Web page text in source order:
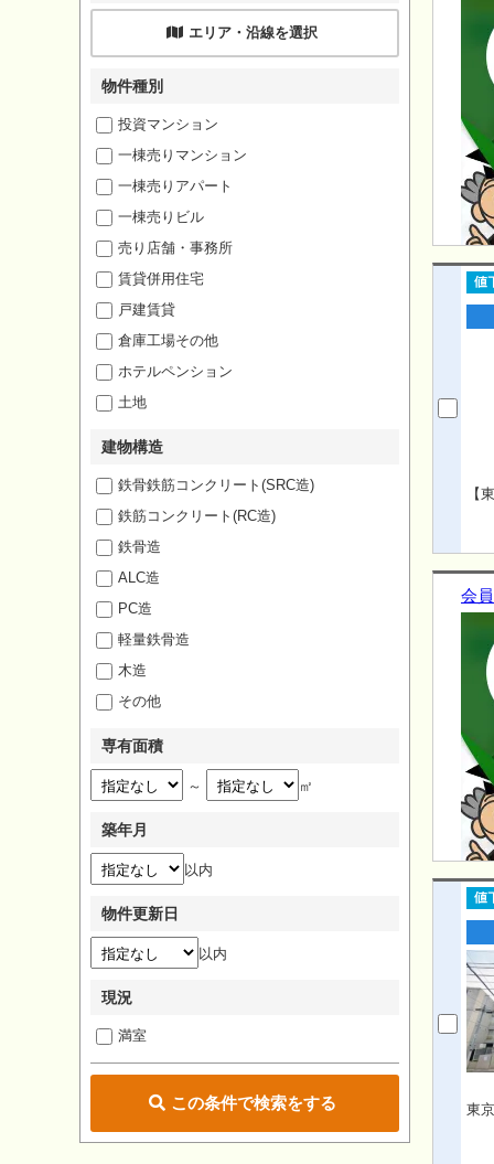
【
会
東
エリア・沿線を選択
物件種別
投資マンション
一棟売りマンション
一棟売りアパート
一棟売りビル
売り店舗・事務所
賃貸併用住宅
戸建賃貸
倉庫工場その他
ホテルペンション
土地
建物構造
鉄骨鉄筋コンクリート(SRC造)
鉄筋コンクリート(RC造)
鉄骨造
ALC造
PC造
軽量鉄骨造
木造
その他
専有面積
～ ㎡
築年月
以内
物件更新日
以内
現況
満室
この条件で検索をする